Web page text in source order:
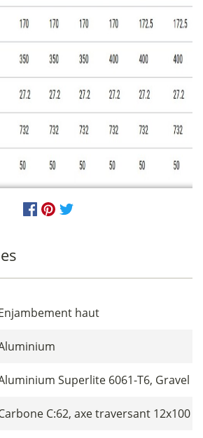
haut
Superlite 6061-T6, Gravel
C:62, axe traversant 12x100